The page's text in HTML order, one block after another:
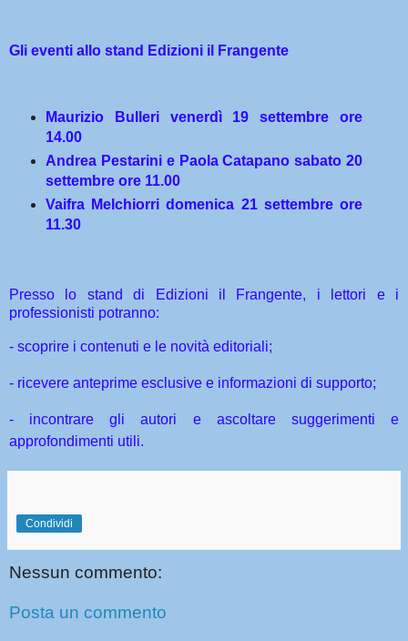
Gli eventi allo stand Edizioni il Frangente
Maurizio Bulleri venerdì 19 settembre ore
14.00
Andrea Pestarini e Paola Catapano sabato 20
settembre ore 11.00
Vaifra Melchiorri domenica 21 settembre ore
11.30
Presso lo stand di Edizioni il Frangente, i lettori e i
professionisti potranno:
- scoprire i contenuti e le novità editoriali;
- ricevere anteprime esclusive e informazioni di supporto;
- incontrare gli autori e ascoltare suggerimenti e
approfondimenti utili.
Condividi
Nessun commento:
Posta un commento